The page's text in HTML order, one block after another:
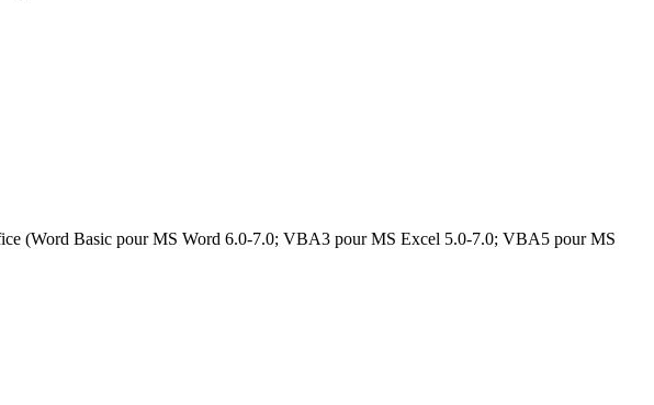
(Word Basic pour MS Word 6.0-7.0; VBA3 pour MS Excel 5.0-7.0; VBA5 pour MS